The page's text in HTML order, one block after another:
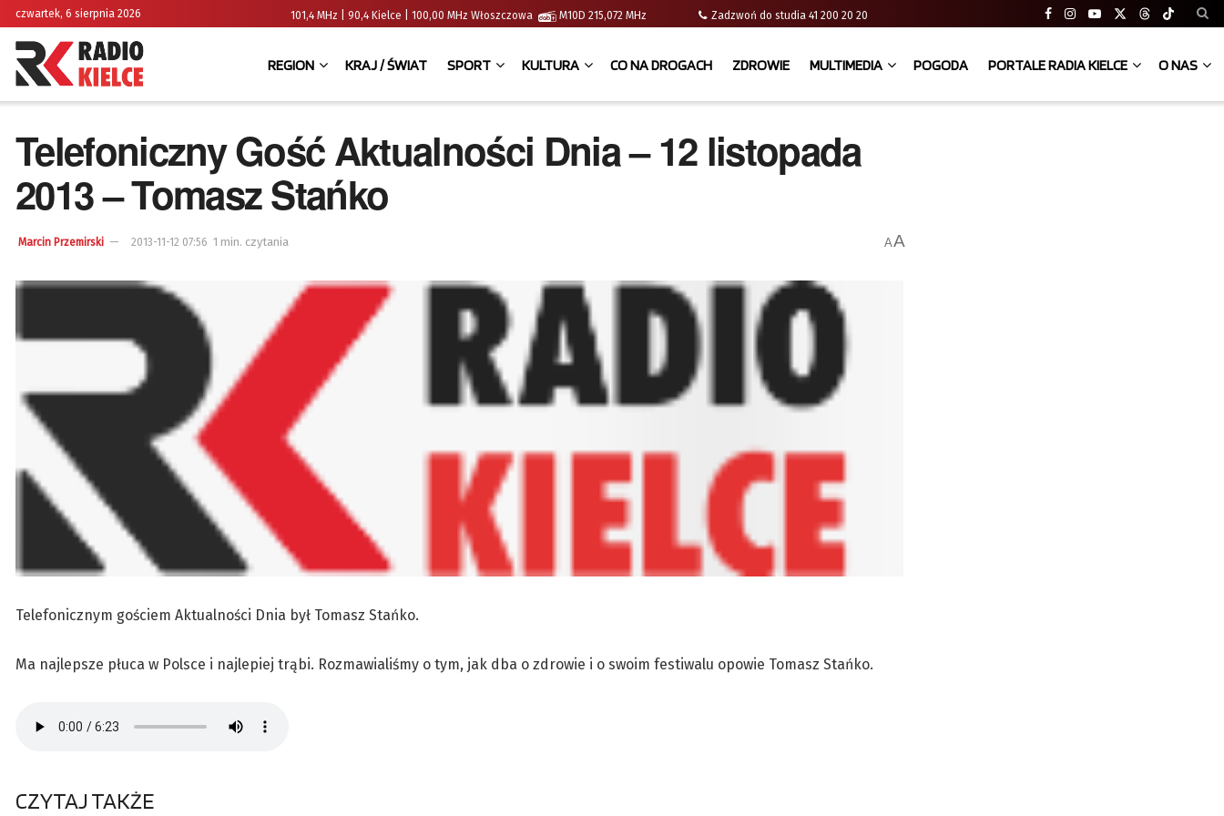
czwartek, 6 sierpnia 2026 101,4 MHz | 90,4 Kielce | 100,00 MHz Włoszczowa M10D 215,072 MHz Zadzwoń do studia 41 200 20 20
REGION KRAJ / ŚWIAT SPORT KULTURA CO NA DROGACH ZDROWIE MULTIMEDIA POGODA PORTALE RADIA KIELCE O NAS
Telefoniczny Gość Aktualności Dnia – 12 listopada
2013 – Tomasz Stańko
Marcin Przemirski 2013-11-12 07:56 1 min. czytania AA
Telefonicznym gościem Aktualności Dnia był Tomasz Stańko.
Ma najlepsze płuca w Polsce i najlepiej trąbi. Rozmawialiśmy o tym, jak dba o zdrowie i o swoim festiwalu opowie Tomasz Stańko.
CZYTAJ TAKŻE